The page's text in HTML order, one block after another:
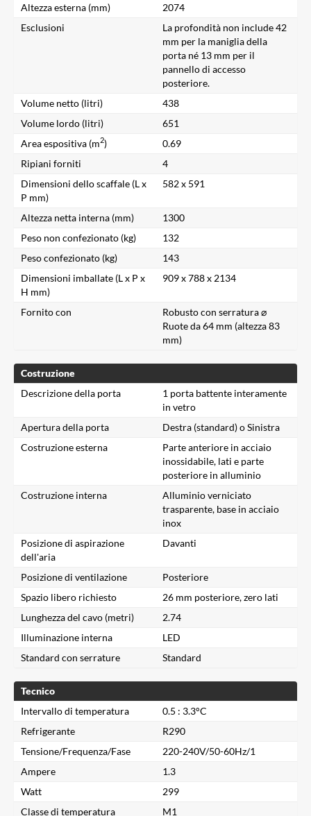
Altezza esterna (mm)
2074
Esclusioni
La profondità non include 42
mm per la maniglia della
porta né 13 mm per il
pannello di accesso
posteriore.
Volume netto (litri)
438
Volume lordo (litri)
651
Area espositiva (m2)
0.69
Ripiani forniti
4
Dimensioni dello scaffale (L x
P mm)
582 x 591
Altezza netta interna (mm)
1300
Peso non confezionato (kg)
132
Peso confezionato (kg)
143
Dimensioni imballate (L x P x
H mm)
909 x 788 x 2134
Fornito con
Robusto con serratura ⌀
Ruote da 64 mm (altezza 83
mm)
Costruzione
Descrizione della porta
1 porta battente interamente
in vetro
Apertura della porta
Destra (standard) o Sinistra
Costruzione esterna
Parte anteriore in acciaio
inossidabile, lati e parte
posteriore in alluminio
Costruzione interna
Alluminio verniciato
trasparente, base in acciaio
inox
Posizione di aspirazione
dell'aria
Davanti
Posizione di ventilazione
Posteriore
Spazio libero richiesto
26 mm posteriore, zero lati
Lunghezza del cavo (metri)
2.74
Illuminazione interna
LED
Standard con serrature
Standard
Tecnico
Intervallo di temperatura
0.5 : 3.3°C
Refrigerante
R290
Tensione/Frequenza/Fase
220-240V/50-60Hz/1
Ampere
1.3
Watt
299
Classe di temperatura
M1